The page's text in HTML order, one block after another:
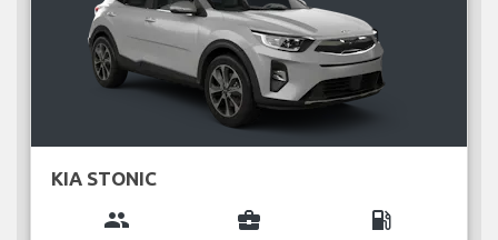
KIA STONIC
group business_center local_gas_station